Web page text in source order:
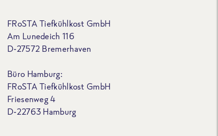
FRoSTA Tiefkühlkost GmbH
Am Lunedeich 116
D-27572 Bremerhaven
Büro Hamburg:
FRoSTA Tiefkühlkost GmbH
Friesenweg 4
D-22763 Hamburg